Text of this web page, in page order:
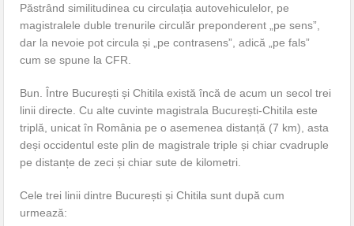
Păstrând similitudinea cu circulația autovehiculelor, pe
magistralele duble trenurile circulăr preponderent „pe sens”,
dar la nevoie pot circula și „pe contrasens”, adică „pe fals”
cum se spune la CFR.
Bun. Între București și Chitila există încă de acum un secol trei
linii directe. Cu alte cuvinte magistrala București-Chitila este
triplă, unicat în România pe o asemenea distanță (7 km), asta
deși occidentul este plin de magistrale triple și chiar cvadruple
pe distanțe de zeci și chiar sute de kilometri.
Cele trei linii dintre București și Chitila sunt după cum
urmează: